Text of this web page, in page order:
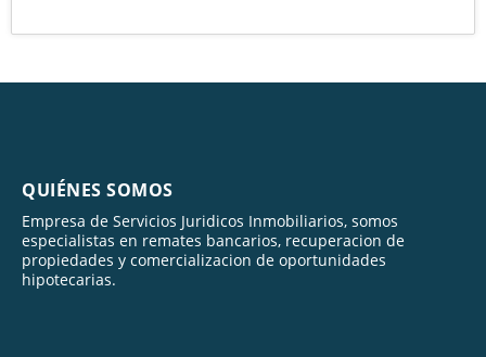
QUIÉNES SOMOS
Empresa de Servicios Juridicos Inmobiliarios, somos
especialistas en remates bancarios, recuperacion de
propiedades y comercializacion de oportunidades
hipotecarias.